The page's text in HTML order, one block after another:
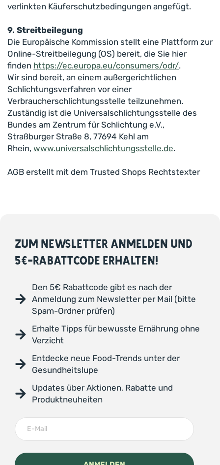
verlinkten Käuferschutzbedingungen angefügt.
9. Streitbeilegung
Die Europäische Kommission stellt eine Plattform zur
Online-Streitbeilegung (OS) bereit, die Sie hier
finden https://ec.europa.eu/consumers/odr/.
Wir sind bereit, an einem außergerichtlichen
Schlichtungsverfahren vor einer
Verbraucherschlichtungsstelle teilzunehmen.
Zuständig ist die Universalschlichtungsstelle des
Bundes am Zentrum für Schlichtung e.V.,
Straßburger Straße 8, 77694 Kehl am
Rhein, www.universalschlichtungsstelle.de.
AGB erstellt mit dem Trusted Shops Rechtstexter
ZUM NEWSLETTER ANMELDEN UND
5€-RABATTCODE ERHALTEN!
Den 5€ Rabattcode gibt es nach der
Anmeldung zum Newsletter per Mail (bitte
Spam-Ordner prüfen)
Erhalte Tipps für bewusste Ernährung ohne
Verzicht
Entdecke neue Food-Trends unter der
Gesundheitslupe
Updates über Aktionen, Rabatte und
Produktneuheiten